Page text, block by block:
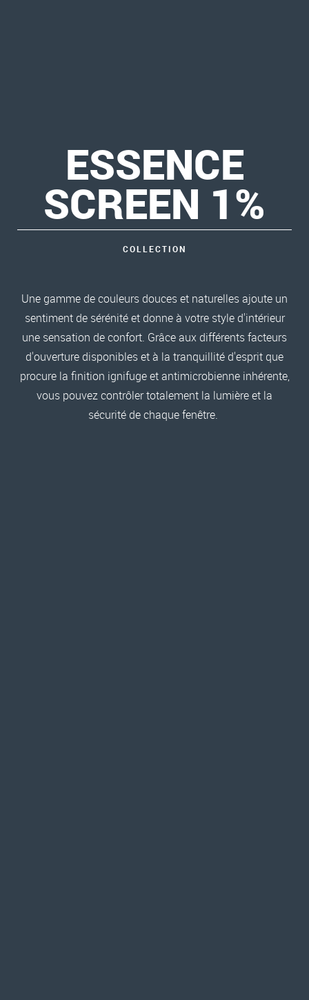
ESSENCE
SCREEN 1%
COLLECTION
Une gamme de couleurs douces et naturelles ajoute un
sentiment de sérénité et donne à votre style d'intérieur
une sensation de confort. Grâce aux différents facteurs
d'ouverture disponibles et à la tranquillité d'esprit que
procure la finition ignifuge et antimicrobienne inhérente,
vous pouvez contrôler totalement la lumière et la
sécurité de chaque fenêtre.